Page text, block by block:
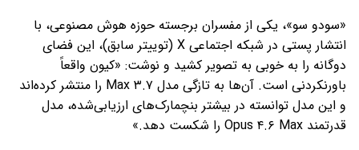
«سودو سو»، یکی از مفسران برجسته حوزه هوش مصنوعی، با
انتشار پستی در شبکه اجتماعی X (توییتر سابق)، این فضای
دوگانه را به خوبی به تصویر کشید و نوشت: «کیون واقعاً
باورنکردنی است. آن‌ها به تازگی مدل ۳.۷ Max را منتشر کرده‌اند
و این مدل توانسته در بیشتر بنچمارک‌های ارزیابی‌شده، مدل
قدرتمند Opus ۴.۶ Max را شکست دهد.»